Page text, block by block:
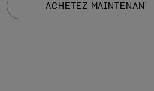
ACHETEZ MAINTENANT